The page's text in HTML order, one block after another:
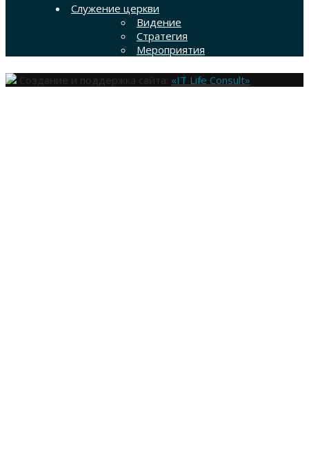
Служение церкви
Видение
Стратегия
Мероприятия
Создание и поддержка сайта: «IT Life Consult»